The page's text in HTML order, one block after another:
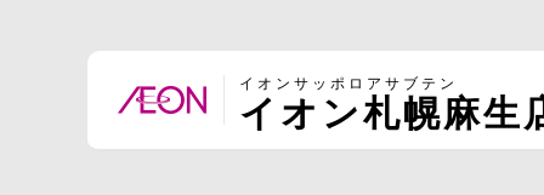
イオンサッポロアサブテン
イオン札幌麻生